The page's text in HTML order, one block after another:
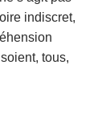
indiscret,
tous,